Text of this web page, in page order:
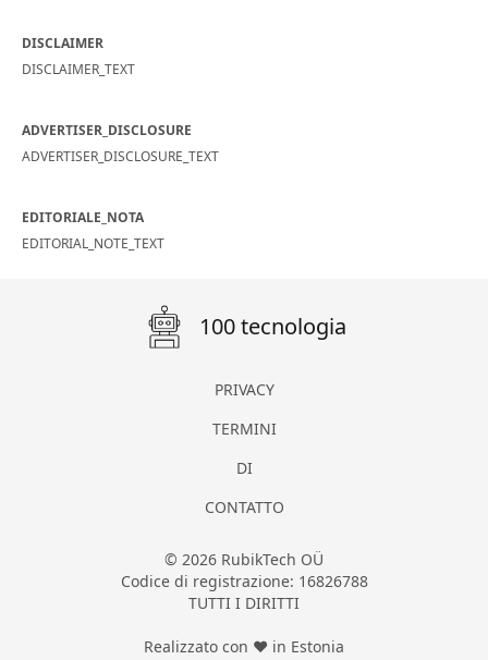
DISCLAIMER
DISCLAIMER_TEXT
ADVERTISER_DISCLOSURE
ADVERTISER_DISCLOSURE_TEXT
EDITORIALE_NOTA
EDITORIAL_NOTE_TEXT
100 tecnologia
PRIVACY
TERMINI
DI
CONTATTO
© 2026 RubikTech OÜ
Codice di registrazione: 16826788
TUTTI I DIRITTI
Realizzato con ❤ in Estonia